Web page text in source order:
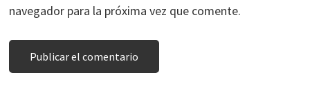
navegador para la próxima vez que comente.